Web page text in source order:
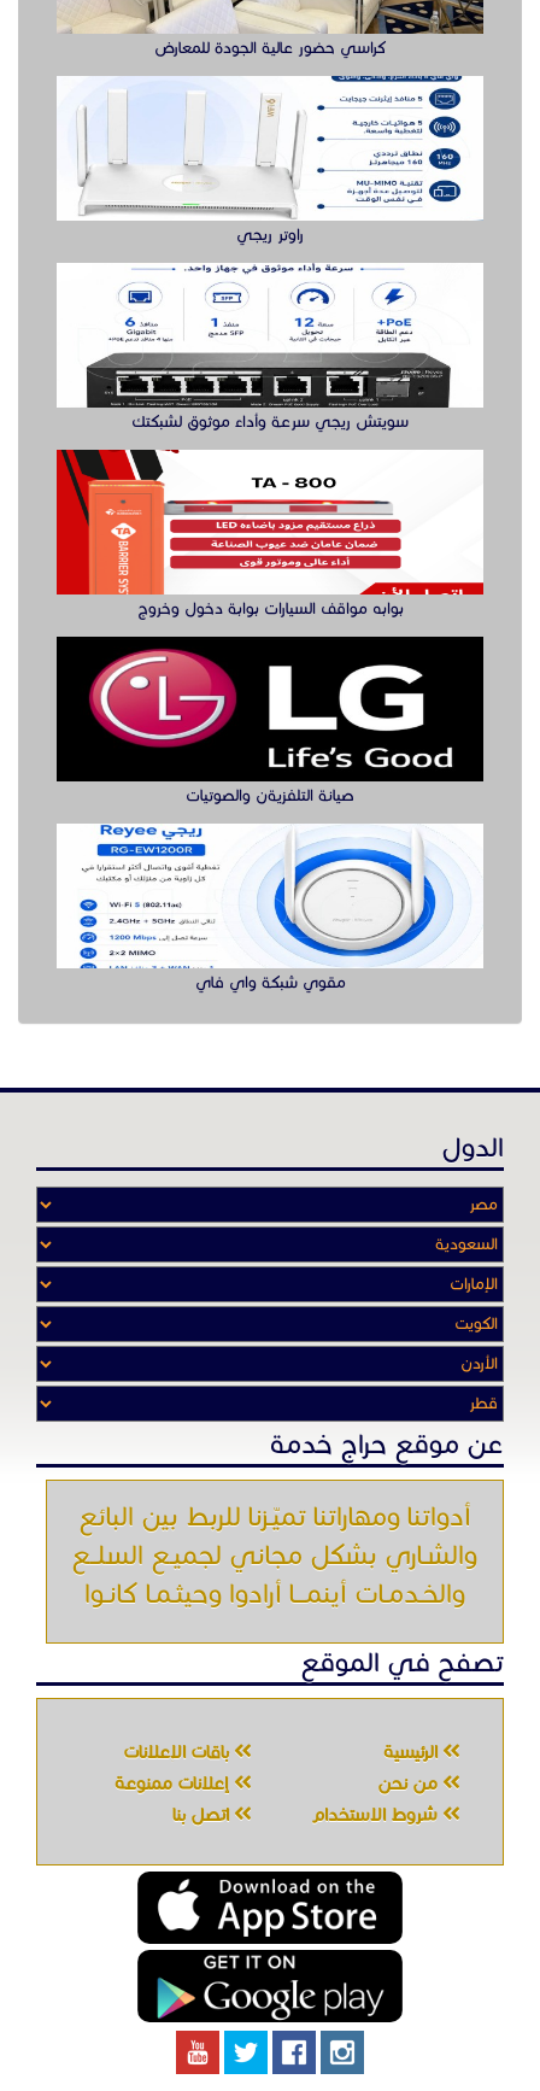
كراسي حضور عالية الجودة للمعارض
راوتر ريجي
سويتش ريجي سرعة وأداء موثوق لشبكتك
بوابه مواقف السيارات بوابة دخول وخروج
صيانة التلفزيةن والصوتيات
مقوي شبكة واي فاي
الدول
عن موقع حراج خدمة
أدواتنا ومهاراتنا تميّـزنا للربط بين البائع
والشـاري بشكل مجاني لجميـع السلــع
والخـدمـات أينمـــا أرادوا وحيثـمـا كانـوا
تصفح في الموقع
الرئيسية
باقات الإعلانات
من نحن
إعلانات ممنوعة
شروط الاستخدام
اتصل بنا